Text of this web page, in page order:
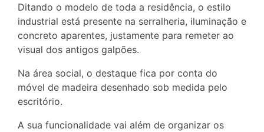
Ditando o modelo de toda a residência, o estilo
industrial está presente na serralheria, iluminação e
concreto aparentes, justamente para remeter ao
visual dos antigos galpões.
Na área social, o destaque fica por conta do
móvel de madeira desenhado sob medida pelo
escritório.
A sua funcionalidade vai além de organizar os